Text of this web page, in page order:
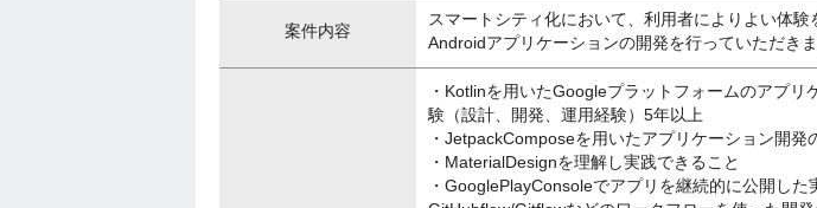
案件内容
スマートシティ化において、利用者によりよい体験
Androidアプリケーションの開発を行っていただきま
・Kotlinを用いたGoogleプラットフォームのアプリ
験（設計、開発、運用経験）5年以上
・JetpackComposeを用いたアプリケーション開発
・MaterialDesignを理解し実践できること
・GooglePlayConsoleでアプリを継続的に公開した